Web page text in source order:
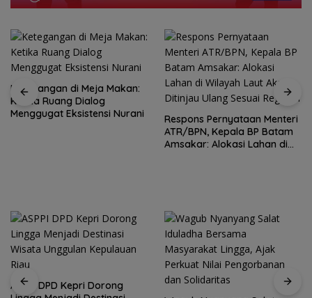
Ketegangan di Meja Makan:
Ketika Ruang Dialog
Menggugat Eksistensi Nurani
Respons Pernyataan Menteri
ATR/BPN, Kepala BP Batam
Amsakar: Alokasi Lahan di
ASPPI DPD Kepri Dorong